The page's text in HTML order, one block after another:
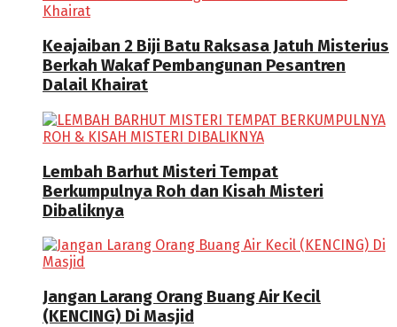
Keajaiban 2 Biji Batu Raksasa Jatuh Misterius
Berkah Wakaf Pembangunan Pesantren
Dalail Khairat
Lembah Barhut Misteri Tempat
Berkumpulnya Roh dan Kisah Misteri
Dibaliknya
Jangan Larang Orang Buang Air Kecil
(KENCING) Di Masjid